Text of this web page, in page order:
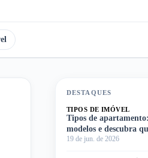
DESTAQUES
TIPOS DE IMÓVEL
Tipos de
modelos e descubra
para você
19 de jun. de 2026